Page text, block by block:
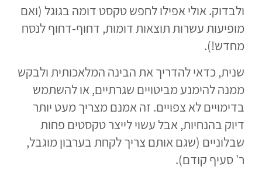
ולבדוק. אולי אפילו לחפש טקסט דומה בגוגל (ואם
מופיעות עשרות תוצאות דומות, דחוף-דחוף לנסח
מחדש!).
שנית, כדאי להדריך את הבינה המלאכותית ולבקש
ממנה להימנע מביטויים שגרתיים, או להשתמש
בדימויים לא צפויים. זה אמנם מצריך מעט יותר
דיוק בהנחיות, אבל עשוי לייצר טקסטים פחות
שבלוניים (שגם אותם צריך לקחת בערבון מוגבל,
ר' סעיף קודם).